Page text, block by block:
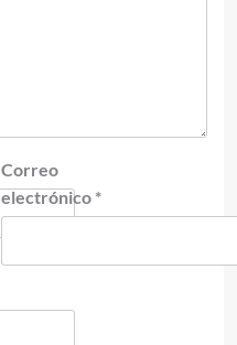
Correo
electrónico *